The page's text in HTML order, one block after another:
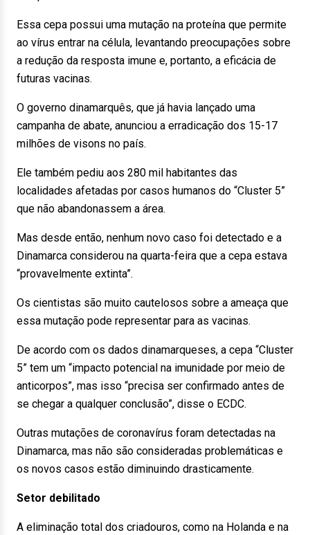
Essa cepa possui uma mutação na proteína que permite
ao vírus entrar na célula, levantando preocupações sobre
a redução da resposta imune e, portanto, a eficácia de
futuras vacinas.
O governo dinamarquês, que já havia lançado uma
campanha de abate, anunciou a erradicação dos 15-17
milhões de visons no país.
Ele também pediu aos 280 mil habitantes das
localidades afetadas por casos humanos do “Cluster 5”
que não abandonassem a área.
Mas desde então, nenhum novo caso foi detectado e a
Dinamarca considerou na quarta-feira que a cepa estava
“provavelmente extinta”.
Os cientistas são muito cautelosos sobre a ameaça que
essa mutação pode representar para as vacinas.
De acordo com os dados dinamarqueses, a cepa “Cluster
5” tem um “impacto potencial na imunidade por meio de
anticorpos”, mas isso “precisa ser confirmado antes de
se chegar a qualquer conclusão”, disse o ECDC.
Outras mutações de coronavírus foram detectadas na
Dinamarca, mas não são consideradas problemáticas e
os novos casos estão diminuindo drasticamente.
Setor debilitado
A eliminação total dos criadouros, como na Holanda e na